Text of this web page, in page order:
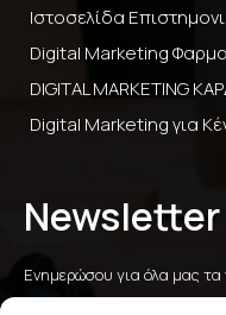
Ιστοσελίδα
Digital Marketing
DIGITAL MARKETING
Digital Marketing για
Newsletter
Ενημερώσου για όλα μας τα